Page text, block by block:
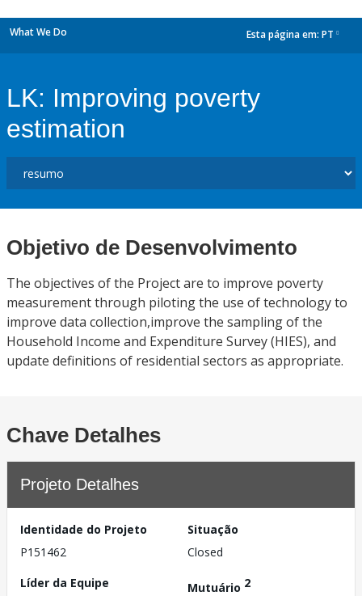
What We Do Esta página em: PT
LK: Improving poverty
estimation
Objetivo de Desenvolvimento
The objectives of the Project are to improve poverty
measurement through piloting the use of technology to
improve data collection,improve the sampling of the
Household Income and Expenditure Survey (HIES), and
update definitions of residential sectors as appropriate.
Chave Detalhes
Projeto Detalhes
Identidade do Projeto
P151462
Situação
Closed
Líder da Equipe
Mutuário 2